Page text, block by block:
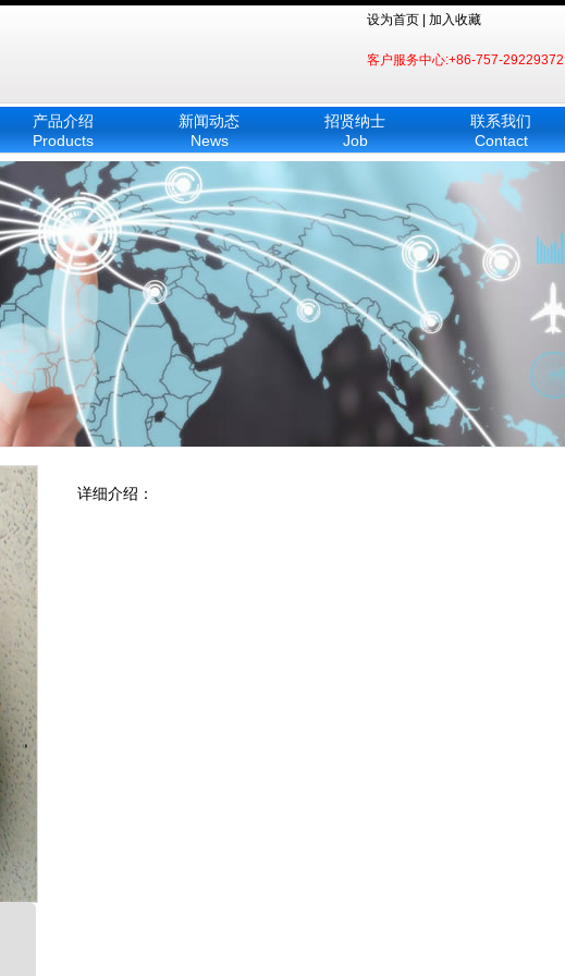
设为首页 | 加入收藏
客户服务中心:+86-757-29229372
联系我们
Contact
招贤纳士
Job
新闻动态
News
产品介绍
Products
详细介绍 ：